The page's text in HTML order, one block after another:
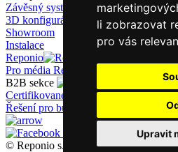
li zobrazovat
pro vás
Upravit
Závěsný systém
3D konfigurátor
Showroom
Instalace
Reponio
Pro média Reference E-shop
B2B sekce
Certifikované stavby
Pro
Řešení pro business
Pro
© Reponio s.r.o. 2023, Obchodní